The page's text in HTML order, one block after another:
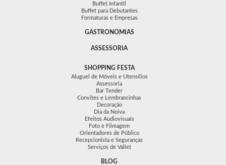
Buffet Infantil
Buffet para Debutantes
Formaturas e Empresas
GASTRONOMIAS
ASSESSORIA
SHOPPING FESTA
Aluguel de Móveis e Utensílios
Assessoria
Bar Tender
Convites e Lembrancinhas
Decoração
Dia da Noiva
Efeitos Audiovisuais
Foto e Filmagem
Orientadores de Público
Recepcionista e Seguranças
Serviços de Vallet
BLOG